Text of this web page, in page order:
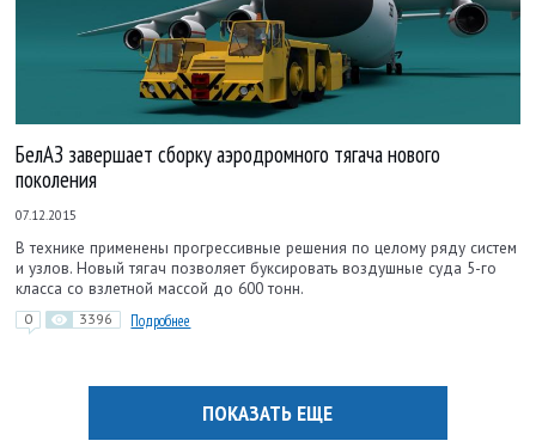
БелАЗ завершает сборку аэродромного тягача нового
поколения
07.12.2015
В технике применены прогрессивные решения по целому ряду систем
и узлов. Новый тягач позволяет буксировать воздушные суда 5-го
класса со взлетной массой до 600 тонн.
0 3396 Подробнее
ПОКАЗАТЬ ЕЩЕ